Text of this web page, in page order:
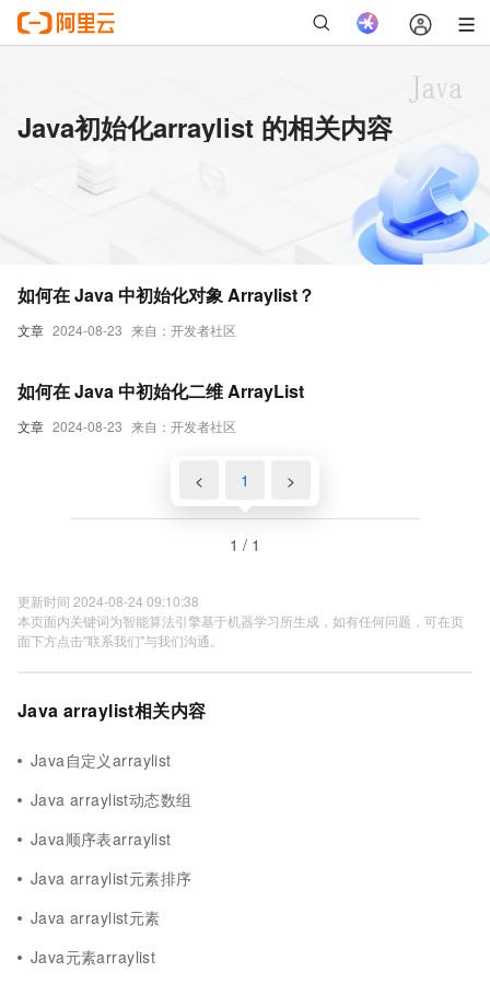
Java初始化arraylist 的相关内容
文章 2024-08-23 来自：开发者社区
如何在 Java 中初始化对象 Arraylist？
文章 2024-08-23 来自：开发者社区
如何在 Java 中初始化二维 ArrayList
< 1 >
1 / 1
更新时间 2024-08-24 09:10:38
本页面内关键词为智能算法引擎基于机器学习所生成，如有任何问题，可在页
面下方点击"联系我们"与我们沟通。
Java arraylist相关内容
Java自定义arraylist
Java arraylist动态数组
Java顺序表arraylist
Java arraylist元素排序
Java arraylist元素
Java元素arraylist